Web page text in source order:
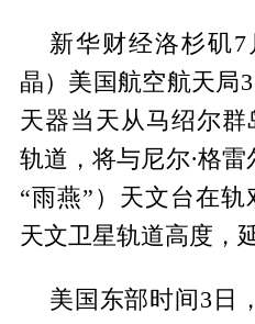
新华财经洛杉矶
晶）美国航空航天局
天器当天从马绍尔
轨道，将与尼尔·格
“雨燕”）天文台在
天文卫星轨道高度，
美国东部时间3日